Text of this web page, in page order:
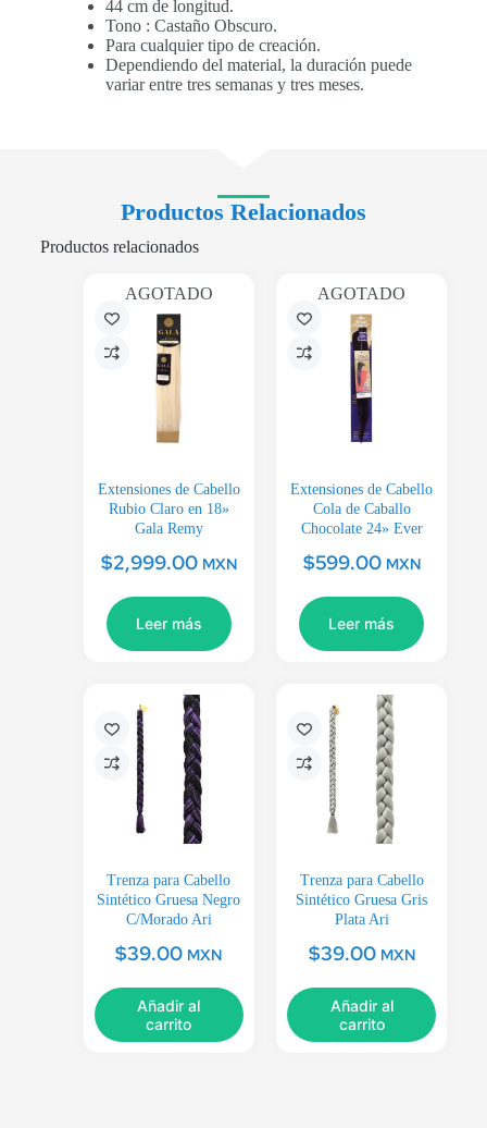
44 cm de longitud.
Tono : Castaño Obscuro.
Para cualquier tipo de creación.
Dependiendo del material, la duración puede
variar entre tres semanas y tres meses.
Productos Relacionados
Productos relacionados
AGOTADO
Extensiones de Cabello
Rubio Claro en 18»
Gala Remy
$2,999.00 MXN
Leer más
AGOTADO
Extensiones de Cabello
Cola de Caballo
Chocolate 24» Ever
$599.00 MXN
Leer más
Trenza para Cabello
Sintético Gruesa Negro
C/Morado Ari
$39.00 MXN
Añadir al
carrito
Trenza para Cabello
Sintético Gruesa Gris
Plata Ari
$39.00 MXN
Añadir al
carrito